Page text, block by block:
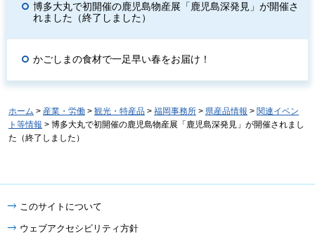
博多大丸で初開催の鹿児島物産展「鹿児島深発見」が開催さ
れました（終了しました）
かごしまの食材で一足早い春をお届け！
ホーム > 産業・労働 > 観光・特産品 > 福岡事務所 > 県産品情報 > 関連イベン
ト等情報 > 博多大丸で初開催の鹿児島物産展「鹿児島深発見」が開催されまし
た（終了しました）
このサイトについて
ウェブアクセシビリティ方針